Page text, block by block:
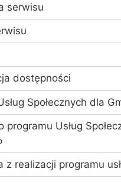
serwisu
dostępności
Społecznych dla
programu Usług
z realizacji programu